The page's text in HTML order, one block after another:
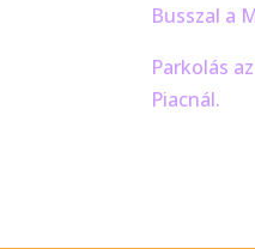
Busszal a
Parkolás
Piacnál.